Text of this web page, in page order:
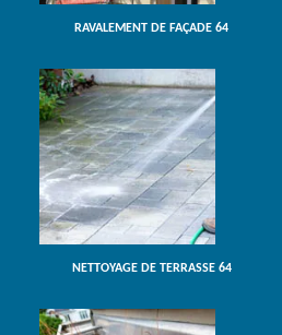
RAVALEMENT DE FAÇADE 64
NETTOYAGE DE TERRASSE 64